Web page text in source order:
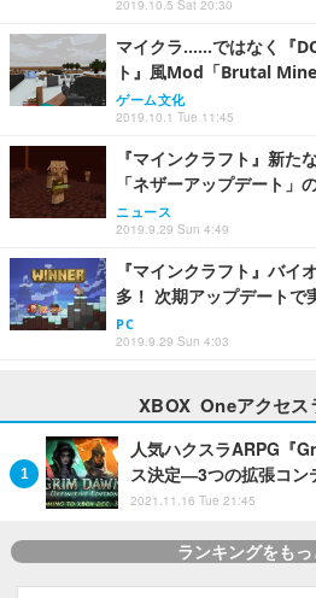
2019.10.5 Sat 20:30
マイクラ……ではなく『
ト』風Mod「Brutal
ゲーム文化
2019.10.1 Tue 11:45
『マインクラフト』新た
「ネザーアップデート」
ニュース
2019.9.29 Sun 4:49
『マインクラフト』バイ
多！ 次期アップデートで
PC
2019.9.29 Sun 4:03
XBOX Oneアクセス
人気ハクスラARPG『
ス決定―3つの拡張コン
2021.11.16 Tue 21:45
ランキングをも